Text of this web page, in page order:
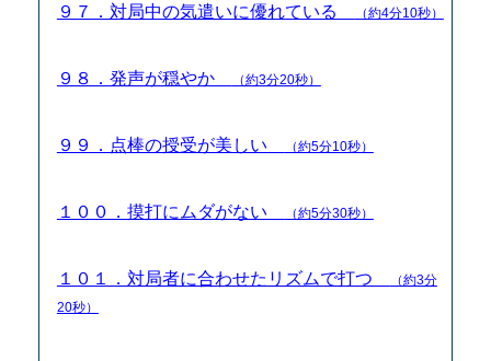
９７．対局中の気遣いに優れている （約4分10秒）
９８．発声が穏やか （約3分20秒）
９９．点棒の授受が美しい （約5分10秒）
１００．摸打にムダがない （約5分30秒）
１０１．対局者に合わせたリズムで打つ
（約3分
20秒）